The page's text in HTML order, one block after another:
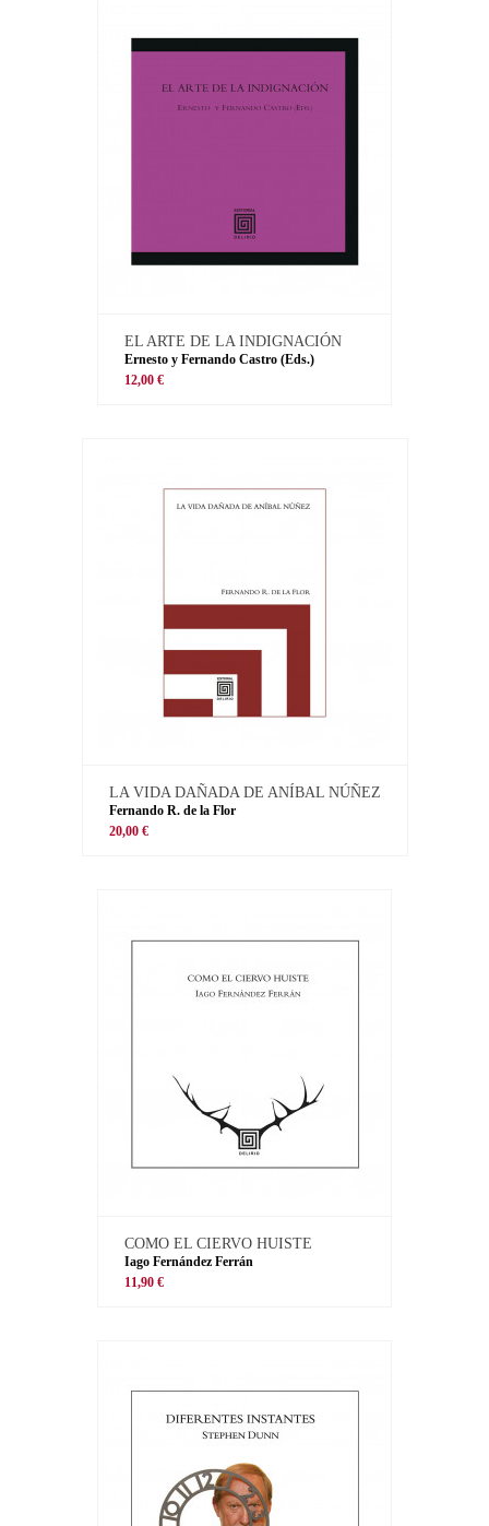
EL ARTE DE LA INDIGNACIÓN
Ernesto y Fernando Castro (Eds.)
12,00 €
LA VIDA DAÑADA DE ANÍBAL NÚÑEZ
Fernando R. de la Flor
20,00 €
COMO EL CIERVO HUISTE
Iago Fernández Ferrán
11,90 €